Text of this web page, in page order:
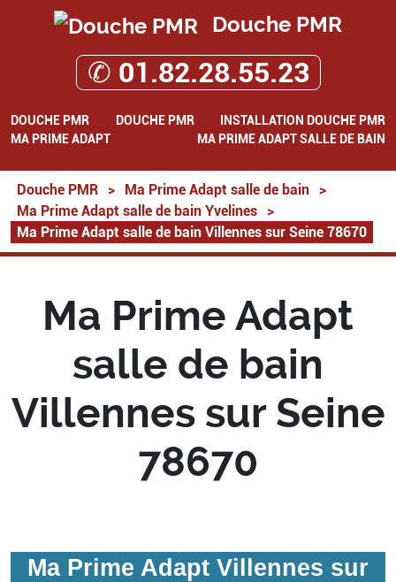
Douche PMR
✆ 01.82.28.55.23
DOUCHE PMR DOUCHE PMR
INSTALLATION DOUCHE PMR
MA PRIME ADAPT
MA PRIME ADAPT SALLE DE BAIN
Douche PMR > Ma Prime Adapt salle de bain
>
Ma Prime Adapt salle de bain Yvelines
>
Ma Prime Adapt salle de bain Villennes sur Seine 78670
Ma Prime Adapt
salle de bain
Villennes sur Seine
78670
Ma Prime Adapt Villennes sur